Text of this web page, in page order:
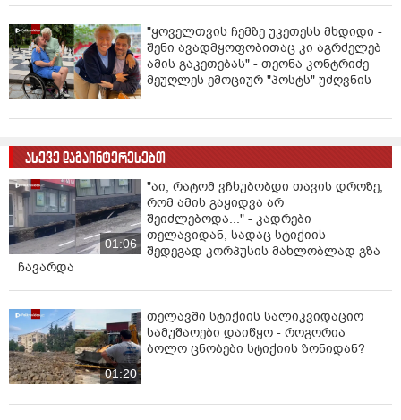
"ყოველთვის ჩემზე უკეთესს მხდიდი -
შენი ავადმყოფობითაც კი აგრძელებ
ამის გაკეთებას" - თეონა კონტრიძე
მეუღლეს ემოციურ "პოსტს" უძღვნის
ასევე დაგაინტერესებთ
01:06
"აი, რატომ ვჩხუბობდი თავის დროზე,
რომ ამის გაყიდვა არ
შეიძლებოდა..." - კადრები
თელავიდან, სადაც სტიქიის
შედეგად კორპუსის მახლობლად გზა
ჩავარდა
01:20
თელავში სტიქიის სალიკვიდაციო
სამუშაოები დაიწყო - როგორია
ბოლო ცნობები სტიქიის ზონიდან?